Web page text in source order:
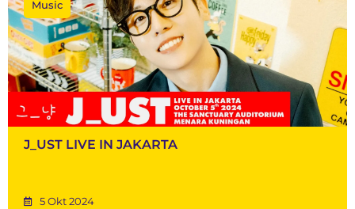
Music
J_UST LIVE IN JAKARTA
5 Okt 2024